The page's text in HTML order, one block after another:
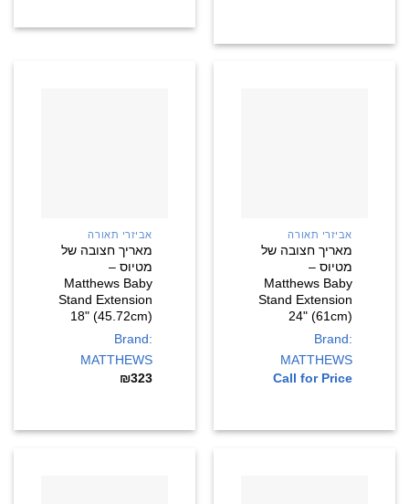
אביזרי תאורה
מאריך חצובה של
מטיוס –
Matthews Baby
Stand Extension
24" (61cm)
Brand:
MATTHEWS
Call for Price
אביזרי תאורה
מאריך חצובה של
מטיוס –
Matthews Baby
Stand Extension
18" (45.72cm)
Brand:
MATTHEWS
₪323